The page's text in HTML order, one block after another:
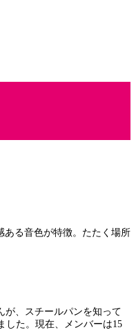
ある音色が特徴。たたく場所
が、スチールパンを知って
した。現在、メンバーは15